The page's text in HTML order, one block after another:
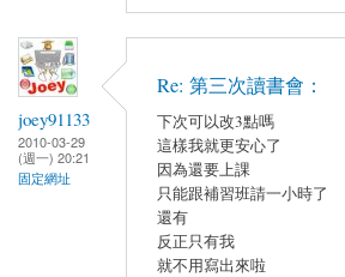
joey91133
2010-03-29
(週一) 20:21
固定網址
Re: 第三次讀書會：
下次可以改3點嗎
這樣我就更安心了
因為還要上課
只能跟補習班請一小時了
還有
反正只有我
就不用寫出來啦